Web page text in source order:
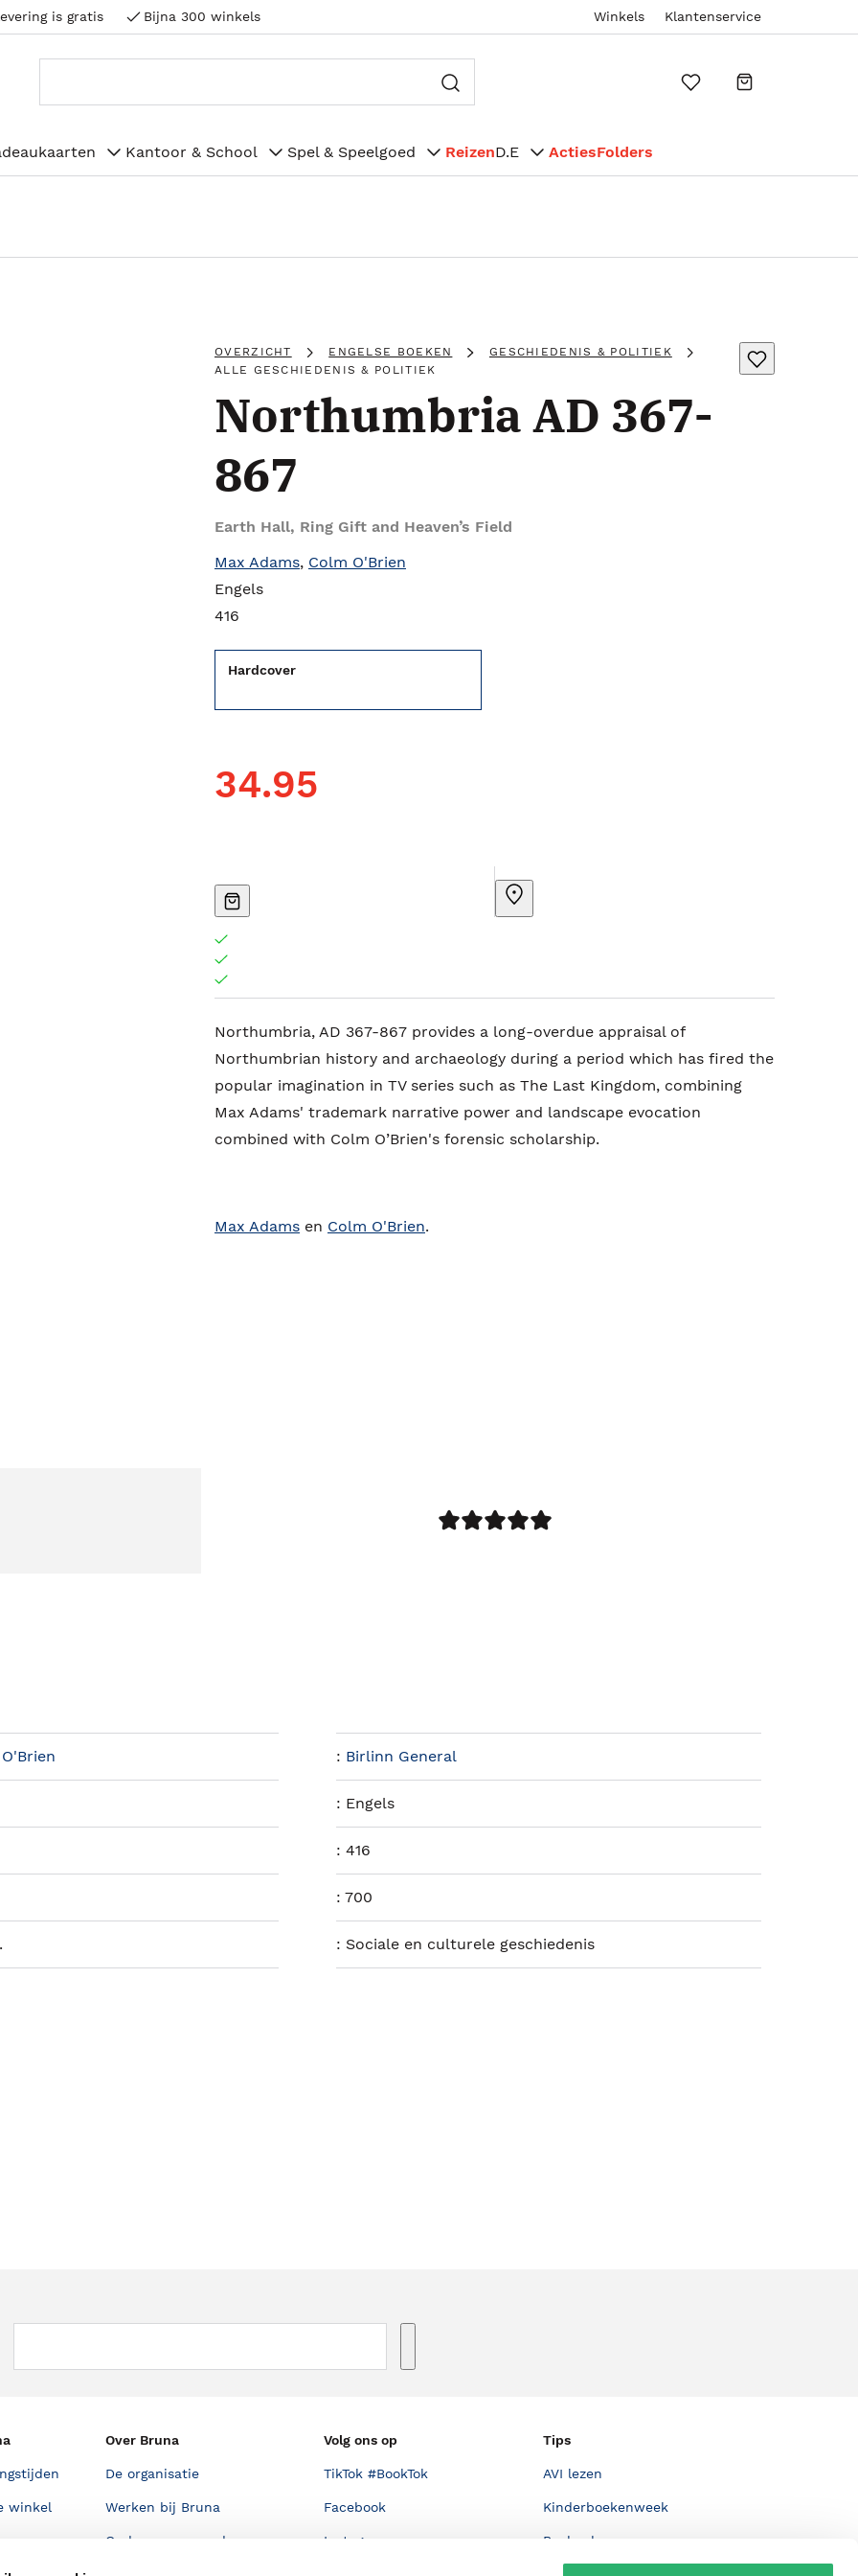
is gratis Bijna 300 winkels Winkels Klantenservice
Kantoor & School Spel & Speelgoed ReizenD.E ActiesFolders
OVERZICHT ENGELSE BOEKEN
GESCHIEDENIS & POLITIEK
ALLE GESCHIEDENIS & POLITIEK
Northumbria AD 367-
867
Earth Hall, Ring Gift and Heaven’s Field
Max Adams, Colm O'Brien
Engels
416
Hardcover
34.95
Northumbria, AD 367-867 provides a long-overdue appraisal of
Northumbrian history and archaeology during a period which has fired the
popular imagination in TV series such as The Last Kingdom, combining
Max Adams' trademark narrative power and landscape evocation
combined with Colm O’Brien's forensic scholarship.
Max Adams en Colm O'Brien.
: Birlinn General
: Engels
:416
:700
: Sociale en culturele geschiedenis
winkel
Over Bruna
De organisatie
Werken bij Bruna
Ondernemer worden
Volg ons op
TikTok #BookTok
Facebook
Instagram
Tips
AVI lezen
Kinderboekenweek
Boekenbon